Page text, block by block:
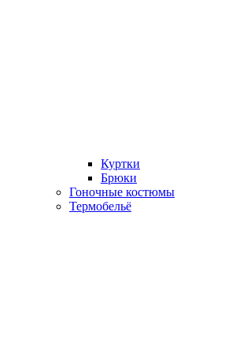
Куртки
Брюки
Гоночные костюмы
Термобельё